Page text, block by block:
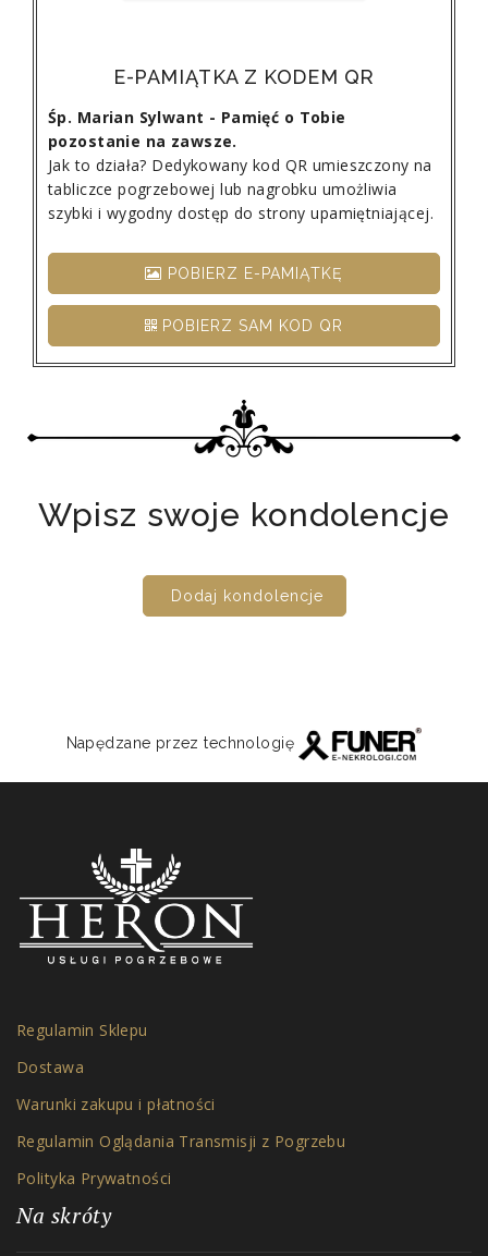
E-PAMIĄTKA Z KODEM QR
Śp. Marian Sylwant - Pamięć o Tobie
pozostanie na zawsze.
Jak to działa? Dedykowany kod QR umieszczony na
tabliczce pogrzebowej lub nagrobku umożliwia
szybki i wygodny dostęp do strony upamiętniającej.
POBIERZ E-PAMIĄTKĘ
POBIERZ SAM KOD QR
Wpisz swoje kondolencje
Dodaj kondolencje
Napędzane przez technologię
Regulamin Sklepu
Dostawa
Warunki zakupu i płatności
Regulamin Oglądania Transmisji z Pogrzebu
Polityka Prywatności
Na skróty